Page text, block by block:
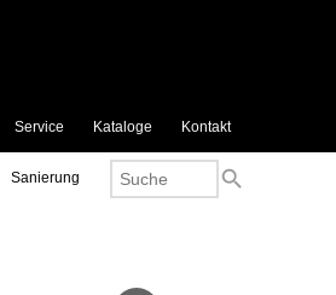
Service Kataloge Kontakt
Sanierung search